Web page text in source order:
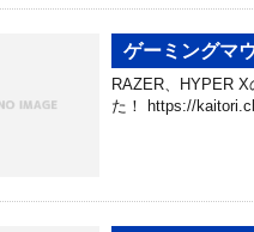
ゲーミングマ
RAZER、HYPER
た！ https://